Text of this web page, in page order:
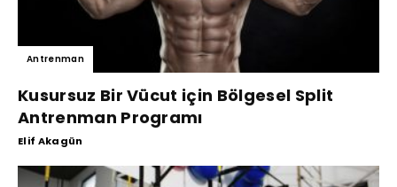
Antrenman
Kusursuz Bir Vücut için Bölgesel Split
Antrenman Programı
Elif Akagün